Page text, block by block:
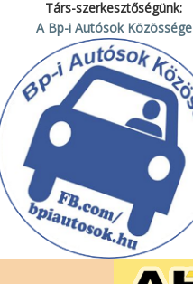
Társ-szerkesztőségünk:
A Bp-i Autósok Közössége